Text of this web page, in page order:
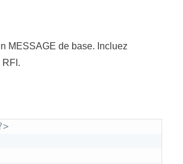
MESSAGE de base. Incluez